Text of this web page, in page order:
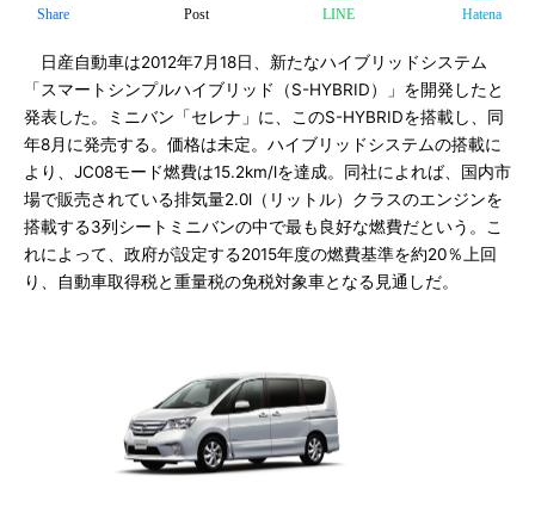
Share Post LINE Hatena
日産自動車は2012年7月18日、新たなハイブリッドシステム
「スマートシンプルハイブリッド（S-HYBRID）」を開発したと
発表した。ミニバン「セレナ」に、このS-HYBRIDを搭載し、同
年8月に発売する。価格は未定。ハイブリッドシステムの搭載に
より、JC08モード燃費は15.2km/lを達成。同社によれば、国内市
場で販売されている排気量2.0l（リットル）クラスのエンジンを
搭載する3列シートミニバンの中で最も良好な燃費だという。こ
れによって、政府が設定する2015年度の燃費基準を約20％上回
り、自動車取得税と重量税の免税対象車となる見通しだ。